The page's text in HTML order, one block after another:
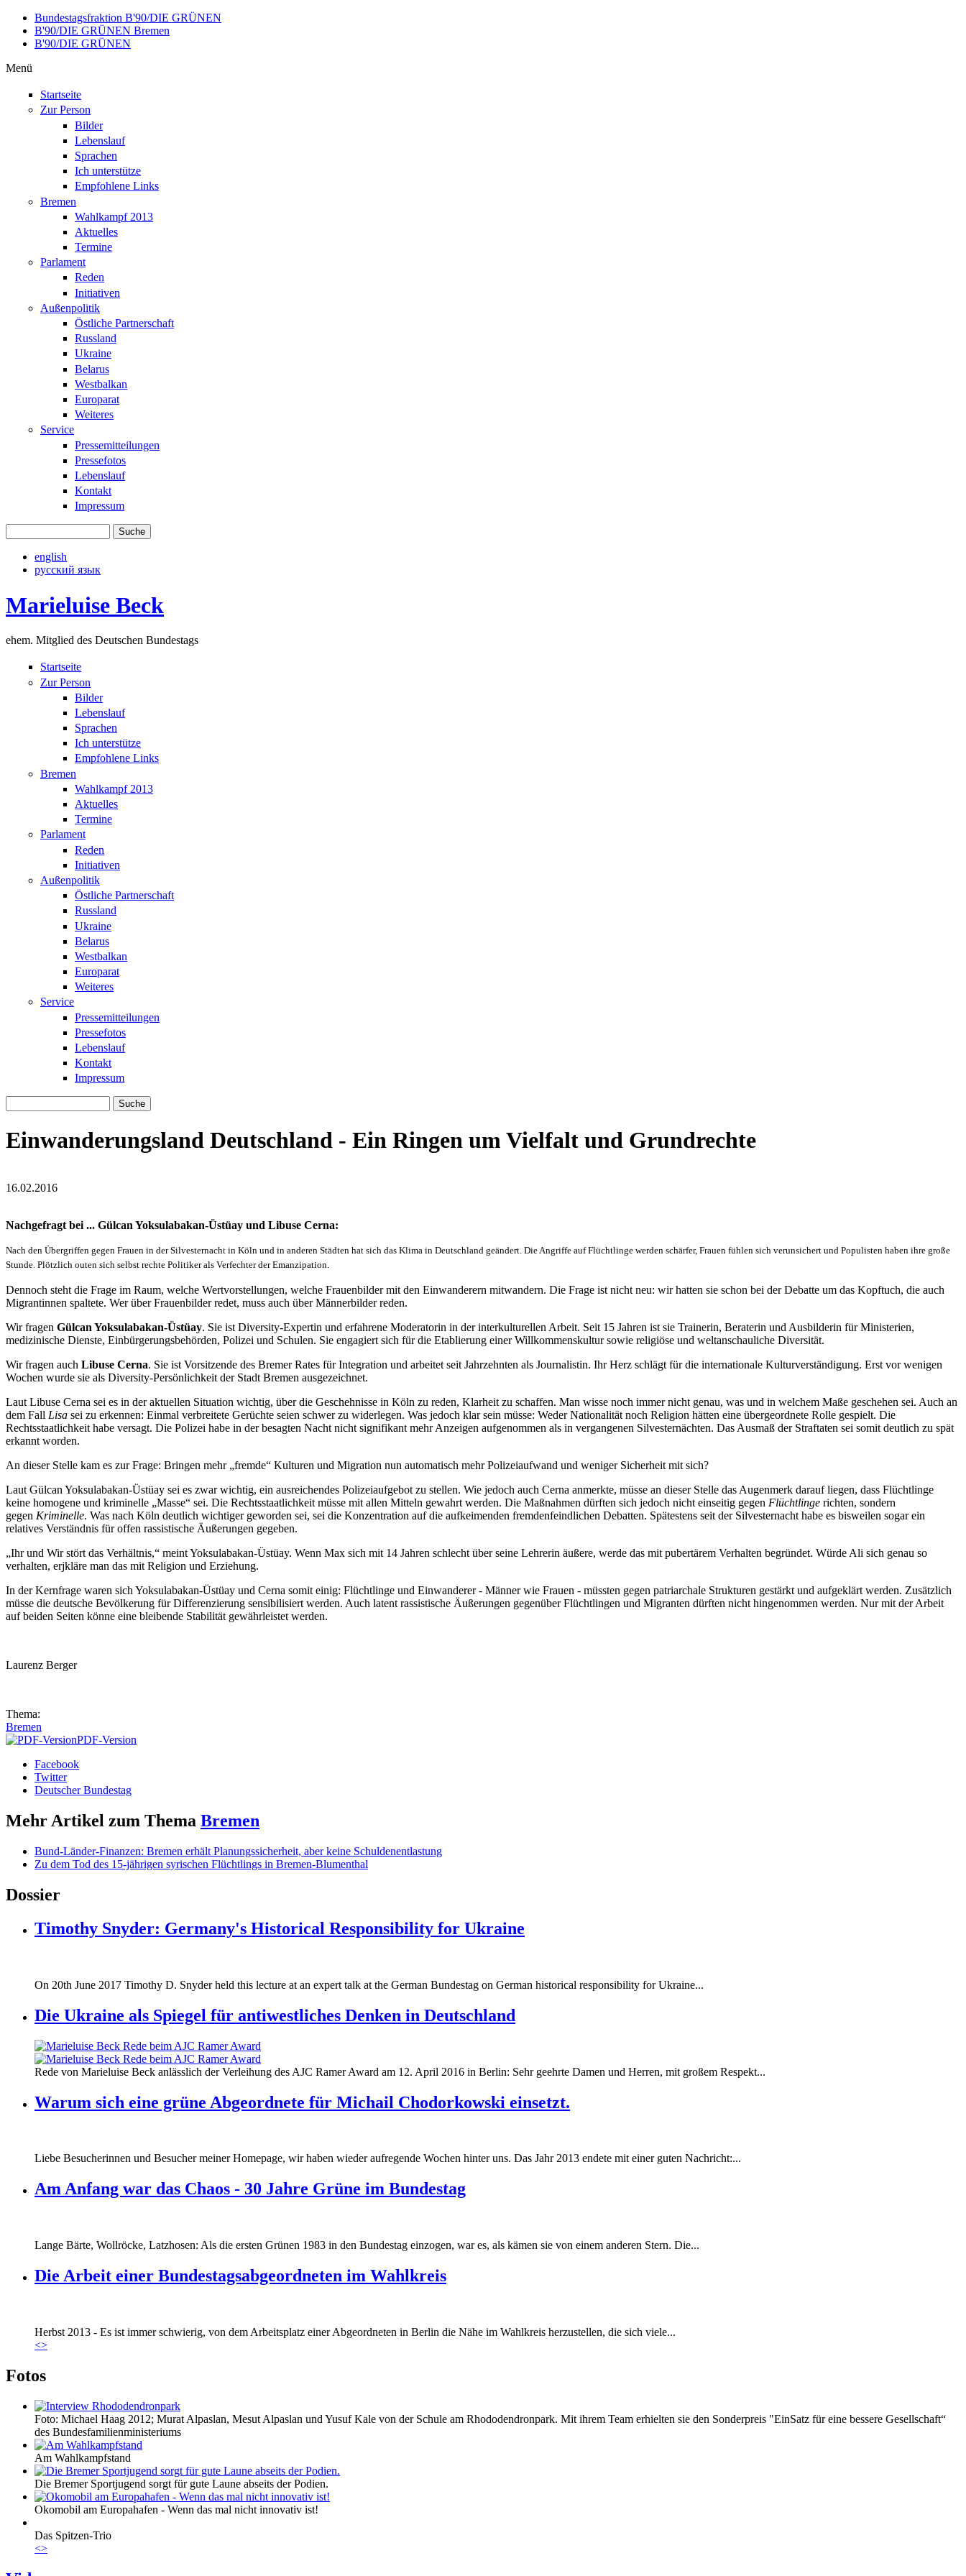
Direkt zum Inhalt
Bundestagsfraktion B'90/DIE GRÜNEN
B'90/DIE GRÜNEN Bremen
B'90/DIE GRÜNEN
Menü
Startseite
Zur Person
Bilder
Lebenslauf
Sprachen
Ich unterstütze
Empfohlene Links
Bremen
Wahlkampf 2013
Aktuelles
Termine
Parlament
Reden
Initiativen
Außenpolitik
Östliche Partnerschaft
Russland
Ukraine
Belarus
Westbalkan
Europarat
Weiteres
Service
Pressemitteilungen
Pressefotos
Lebenslauf
Kontakt
Impressum
english
русский язык
Marieluise Beck
ehem. Mitglied des Deutschen Bundestags
Startseite
Zur Person
Bilder
Lebenslauf
Sprachen
Ich unterstütze
Empfohlene Links
Bremen
Wahlkampf 2013
Aktuelles
Termine
Parlament
Reden
Initiativen
Außenpolitik
Östliche Partnerschaft
Russland
Ukraine
Belarus
Westbalkan
Europarat
Weiteres
Service
Pressemitteilungen
Pressefotos
Lebenslauf
Kontakt
Impressum
Einwanderungsland Deutschland - Ein Ringen um Vielfalt und Grundrechte
fullsizerender.jpg
16.02.2016
fullsizerender.jpg
Nachgefragt bei ... Gülcan Yoksulabakan-Üstüay und Libuse Cerna:
Nach den Übergriffen gegen Frauen in der Silvesternacht in Köln und in anderen Städten hat sich das Klima in Deutschland geändert. Die Angriffe auf Flüchtlinge werden schärfer, Frauen fühlen sich verunsichert und Populisten haben ihre große
Stunde. Plötzlich outen sich selbst rechte Politiker als Verfechter der Emanzipation.
Dennoch steht die Frage im Raum, welche Wertvorstellungen, welche Frauenbilder mit den Einwanderern mitwandern. Die Frage ist nicht neu: wir hatten sie schon bei der Debatte um das Kopftuch, die auch
Migrantinnen spaltete. Wer über Frauenbilder redet, muss auch über Männerbilder reden.
Wir fragen Gülcan Yoksulabakan-Üstüay. Sie ist Diversity-Expertin und erfahrene Moderatorin in der interkulturellen Arbeit. Seit 15 Jahren ist sie Trainerin, Beraterin und Ausbilderin für Ministerien,
medizinische Dienste, Einbürgerungsbehörden, Polizei und Schulen. Sie engagiert sich für die Etablierung einer Willkommenskultur sowie religiöse und weltanschauliche Diversität.
Wir fragen auch Libuse Cerna. Sie ist Vorsitzende des Bremer Rates für Integration und arbeitet seit Jahrzehnten als Journalistin. Ihr Herz schlägt für die internationale Kulturverständigung. Erst vor wenigen
Wochen wurde sie als Diversity-Persönlichkeit der Stadt Bremen ausgezeichnet.
Laut Libuse Cerna sei es in der aktuellen Situation wichtig, über die Geschehnisse in Köln zu reden, Klarheit zu schaffen. Man wisse noch immer nicht genau, was und in welchem Maße geschehen sei. Auch an
dem Fall Lisa sei zu erkennen: Einmal verbreitete Gerüchte seien schwer zu widerlegen. Was jedoch klar sein müsse: Weder Nationalität noch Religion hätten eine übergeordnete Rolle gespielt. Die
Rechtsstaatlichkeit habe versagt. Die Polizei habe in der besagten Nacht nicht signifikant mehr Anzeigen aufgenommen als in vergangenen Silvesternächten. Das Ausmaß der Straftaten sei somit deutlich zu spät
erkannt worden.
An dieser Stelle kam es zur Frage: Bringen mehr „fremde“ Kulturen und Migration nun automatisch mehr Polizeiaufwand und weniger Sicherheit mit sich?
Laut Gülcan Yoksulabakan-Üstüay sei es zwar wichtig, ein ausreichendes Polizeiaufgebot zu stellen. Wie jedoch auch Cerna anmerkte, müsse an dieser Stelle das Augenmerk darauf liegen, dass Flüchtlinge
keine homogene und kriminelle „Masse“ sei. Die Rechtsstaatlichkeit müsse mit allen Mitteln gewahrt werden. Die Maßnahmen dürften sich jedoch nicht einseitig gegen Flüchtlinge richten, sondern
gegen Kriminelle. Was nach Köln deutlich wichtiger geworden sei, sei die Konzentration auf die aufkeimenden fremdenfeindlichen Debatten. Spätestens seit der Silvesternacht habe es bisweilen sogar ein
relatives Verständnis für offen rassistische Äußerungen gegeben.
„Ihr und Wir stört das Verhältnis,“ meint Yoksulabakan-Üstüay. Wenn Max sich mit 14 Jahren schlecht über seine Lehrerin äußere, werde das mit pubertärem Verhalten begründet. Würde Ali sich genau so
verhalten, erjkläre man das mit Religion und Erziehung.
In der Kernfrage waren sich Yoksulabakan-Üstüay und Cerna somit einig: Flüchtlinge und Einwanderer - Männer wie Frauen - müssten gegen patriarchale Strukturen gestärkt und aufgeklärt werden. Zusätzlich
müsse die deutsche Bevölkerung für Differenzierung sensibilisiert werden. Auch latent rassistische Äußerungen gegenüber Flüchtlingen und Migranten dürften nicht hingenommen werden. Nur mit der Arbeit
auf beiden Seiten könne eine bleibende Stabilität gewährleistet werden.
Laurenz Berger
Thema:
Bremen
PDF-Version
Facebook
Twitter
Deutscher Bundestag
Mehr Artikel zum Thema Bremen
Bund-Länder-Finanzen: Bremen erhält Planungssicherheit, aber keine Schuldenentlastung
Zu dem Tod des 15-jährigen syrischen Flüchtlings in Bremen-Blumenthal
Dossier
Timothy Snyder: Germany's Historical Responsibility for Ukraine
170620_fg_ukraine_timothy_snyder.jpg
170620_fg_ukraine_timothy_snyder.jpg
On 20th June 2017 Timothy D. Snyder held this lecture at an expert talk at the German Bundestag on German historical responsibility for Ukraine...
Die Ukraine als Spiegel für antiwestliches Denken in Deutschland
160412_ramer_award.jpg
160412_ramer_award.jpg
Rede von Marieluise Beck anlässlich der Verleihung des AJC Ramer Award am 12. April 2016 in Berlin: Sehr geehrte Damen und Herren, mit großem Respekt...
Warum sich eine grüne Abgeordnete für Michail Chodorkowski einsetzt.
Liebe Besucherinnen und Besucher meiner Homepage, wir haben wieder aufregende Wochen hinter uns. Das Jahr 2013 endete mit einer guten Nachricht:...
Am Anfang war das Chaos - 30 Jahre Grüne im Bundestag
Lange Bärte, Wollröcke, Latzhosen: Als die ersten Grünen 1983 in den Bundestag einzogen, war es, als kämen sie von einem anderen Stern. Die...
Die Arbeit einer Bundestagsabgeordneten im Wahlkreis
Marie_und_Wahlkreis.jpg
Marie_und_Wahlkreis.jpg
Herbst 2013 - Es ist immer schwierig, von dem Arbeitsplatz einer Abgeordneten in Berlin die Nähe im Wahlkreis herzustellen, die sich viele...
<>
Fotos
Foto: Michael Haag 2012; Murat Alpaslan, Mesut Alpaslan und Yusuf Kale von der Schule am Rhododendronpark. Mit ihrem Team erhielten sie den Sonderpreis "EinSatz für eine bessere Gesellschaft“
des Bundesfamilienministeriums
Am Wahlkampfstand
Die Bremer Sportjugend sorgt für gute Laune abseits der Podien.
Okomobil am Europahafen - Wenn das mal nicht innovativ ist!
Das Spitzen-Trio
<>